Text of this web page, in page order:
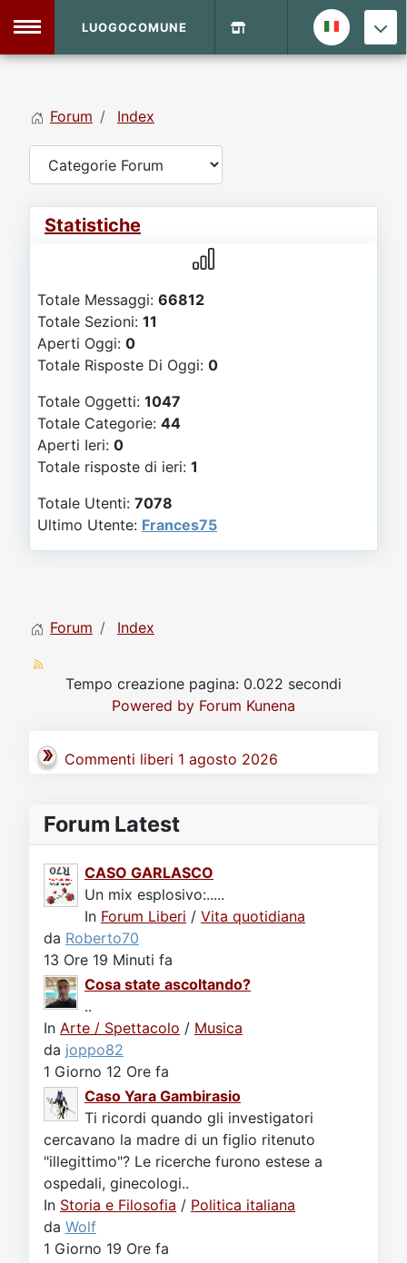
Vecchio Sito
Forum
LUOGOCOMUNE
Forum Index
Statistiche
Totale Messaggi: 66812
Totale Sezioni: 11
Aperti Oggi: 0
Totale Risposte Di Oggi: 0
Totale Oggetti: 1047
Totale Categorie: 44
Aperti Ieri: 0
Totale risposte di ieri: 1
Totale Utenti: 7078
Ultimo Utente: Frances75
Forum Index
Tempo creazione pagina: 0.022 secondi
Powered by Forum Kunena
Commenti liberi 1 agosto 2026
Forum Latest
CASO GARLASCO
Un mix esplosivo:.....
In Forum Liberi / Vita quotidiana
da Roberto70
13 Ore 19 Minuti fa
Cosa state ascoltando?
..
In Arte / Spettacolo / Musica
da joppo82
1 Giorno 12 Ore fa
Caso Yara Gambirasio
Ti ricordi quando gli investigatori
cercavano la madre di un figlio ritenuto
"illegittimo"? Le ricerche furono estese a
ospedali, ginecologi..
In Storia e Filosofia / Politica italiana
da Wolf
1 Giorno 19 Ore fa